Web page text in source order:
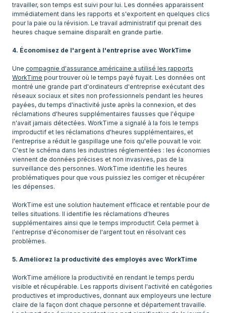
travailler, son temps est suivi pour lui. Les données apparaissent
immédiatement dans les rapports et s'exportent en quelques clics
pour la paie ou la révision. Le travail administratif qui prenait des
heures chaque semaine disparaît en grande partie.
4. Économisez de l'argent à l'entreprise avec WorkTime
Une compagnie d'assurance américaine a utilisé les rapports
WorkTime pour trouver où le temps payé fuyait. Les données ont
montré une grande part d'ordinateurs d'entreprise exécutant des
réseaux sociaux et sites non professionnels pendant les heures
payées, du temps d'inactivité juste après la connexion, et des
réclamations d'heures supplémentaires fausses que l'équipe
n'avait jamais détectées. WorkTime a signalé à la fois le temps
improductif et les réclamations d'heures supplémentaires, et
l'entreprise a réduit le gaspillage une fois qu'elle pouvait le voir.
C'est le schéma dans les industries réglementées : les économies
viennent de données précises et non invasives, pas de la
surveillance des personnes. WorkTime identifie les heures
problématiques pour que vous puissiez les corriger et récupérer
les dépenses.
WorkTime est une solution hautement efficace et rentable pour de
telles situations. Il identifie les réclamations d'heures
supplémentaires ainsi que le temps improductif. Cela permet à
l'entreprise d'économiser de l'argent tout en résolvant ces
problèmes.
5. Améliorez la productivité des employés avec WorkTime
WorkTime améliore la productivité en rendant le temps perdu
visible et récupérable. Les rapports divisent l'activité en catégories
productives et improductives, donnant aux employeurs une lecture
claire de la façon dont chaque personne et département travaille.